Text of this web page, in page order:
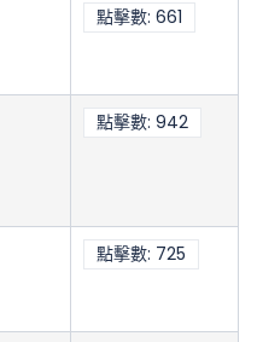
點擊數: 661
點擊數: 942
點擊數: 725